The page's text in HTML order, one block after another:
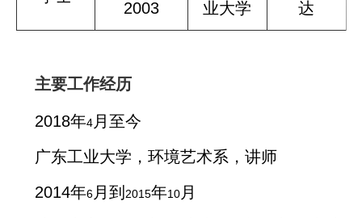
2003
业大学
达
主要工作经历
2018年4月至今
广东工业大学，环境艺术系，讲师
2014年6月到 2015年10月